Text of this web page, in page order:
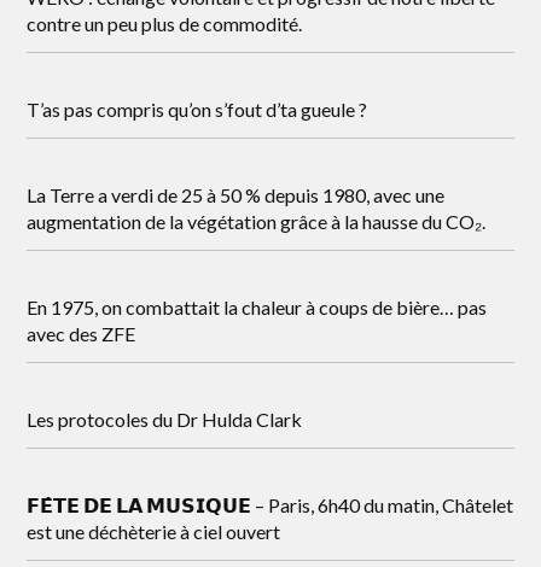
contre un peu plus de commodité.
T’as pas compris qu’on s’fout d’ta gueule ?
La Terre a verdi de 25 à 50 % depuis 1980, avec une
augmentation de la végétation grâce à la hausse du CO₂.
En 1975, on combattait la chaleur à coups de bière… pas
avec des ZFE
Les protocoles du Dr Hulda Clark
𝗙𝗘̂𝗧𝗘 𝗗𝗘 𝗟𝗔 𝗠𝗨𝗦𝗜𝗤𝗨𝗘 – Paris, 6h40 du matin, Châtelet
est une déchèterie à ciel ouvert